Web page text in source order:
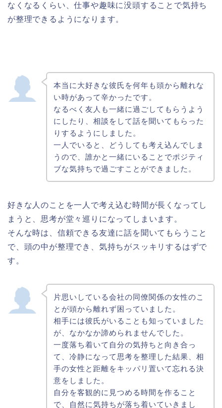
なくなるくらい、仕事や趣味に没頭することで気持ち
が整理できるようになります。
本当に大好きな彼氏を何年も頭から離れな
い時があって辛かったです。
なるべく友人も一緒に過ごしてもらうよう
にしたり、相談をして話を聞いてもらった
りするようにしました。
一人でいると、どうしても考え込んでしま
うので、誰かと一緒にいることでポジティ
ブな気持ちで過ごすことができました。
好きな人のことを一人で考え込む時間が長くなってし
まうと、思考が堂々巡りになってしまいます。
そんな時は、信頼できる友達に話を聞いてもらうこと
で、頭の中が整理でき、気持ちがスッキリするはずで
す。
片思いしている会社の同僚関係の女性のこ
とが頭から離れず困っていました。
相手には彼氏がいることも知っていました
が、なかなか諦められませんでした。
一度落ち着いて自分の気持ちと向き合っ
て、冷静になって思考を整理した結果、相
手の女性と距離をキッパリ置いて忘れる決
意をしました。
自分を客観的に見つめる時間を作ること
で、自然に気持ちが落ち着いていきまし